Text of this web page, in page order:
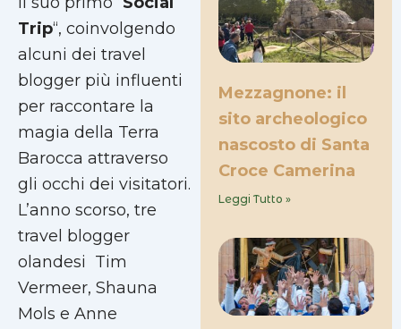
Trip“, coinvolgendo
alcuni dei travel
blogger più influenti
per raccontare la
magia della Terra
Barocca attraverso
gli occhi dei visitatori.
L’anno scorso, tre
travel blogger
olandesi  Tim
Vermeer, Shauna
Mols e Anne
Mezzagnone: il
sito archeologico
nascosto di Santa
Croce Camerina
Leggi Tutto »